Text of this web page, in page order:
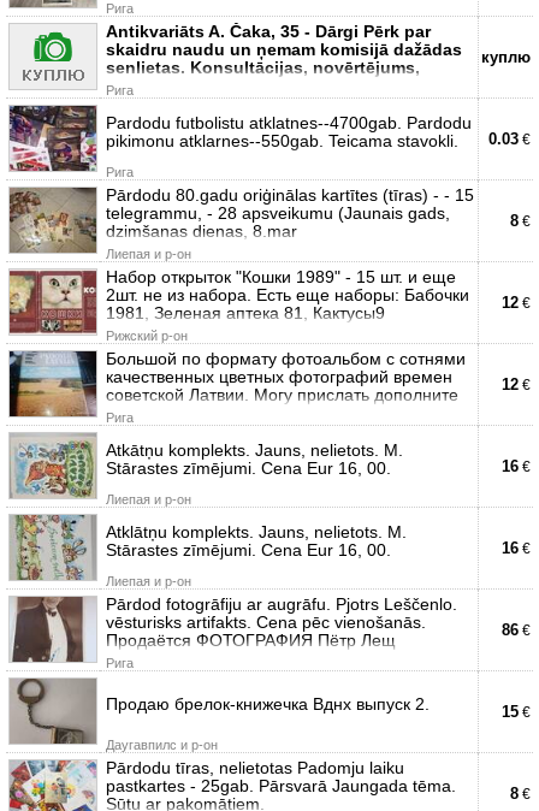
Рига
Antikvariāts A. Čaka, 35 - Dārgi Pērk par
skaidru naudu un ņemam komisijā dažādas
senlietas. Konsultācijas, novērtējums,
Рига
куплю
Pardodu futbolistu atklatnes--4700gab. Pardodu
pikimonu atklarnes--550gab. Teicama stavokli.
Рига
0.03 €
Pārdodu 80.gadu oriģinālas kartītes (tīras) - - 15
telegrammu, - 28 apsveikumu (Jaunais gads,
dzimšanas dienas, 8.mar
Лиепая и р-он
8 €
Набор открыток "Кошки 1989" - 15 шт. и еще
2шт. не из набора. Есть еще наборы: Бабочки
1981, Зеленая аптека 81, Кактусы9
Рижский р-он
12 €
Большой по формату фотоальбом с сотнями
качественных цветных фотографий времен
советской Латвии. Могу прислать дополните
Рига
12 €
Atkātņu komplekts. Jauns, nelietots. M.
Stārastes zīmējumi. Cena Eur 16, 00.
Лиепая и р-он
16 €
Atklātņu komplekts. Jauns, nelietots. M.
Stārastes zīmējumi. Cena Eur 16, 00.
Лиепая и р-он
16 €
Pārdod fotogrāfiju ar augrāfu. Pjotrs Leščenlo.
vēsturisks artifakts. Cena pēc vienošanās.
Продаётся ФОТОГРАФИЯ Пётр Лещ
Рига
86 €
Продаю брелок-книжечка Вднх выпуск 2.
Даугавпилс и р-он
15 €
Pārdodu tīras, nelietotas Padomju laiku
pastkartes - 25gab. Pārsvarā Jaungada tēma.
Sūtu ar pakomātiem.
8 €